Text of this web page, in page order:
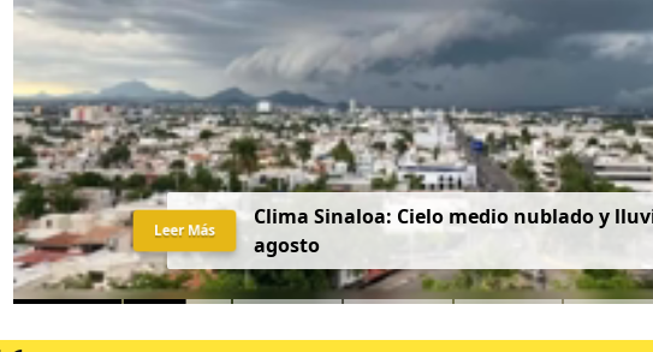
Clima Sinaloa: Cielomedio nubladoy lluv
agosto
Leer Más